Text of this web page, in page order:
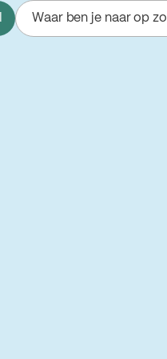
Waar ben je naar op